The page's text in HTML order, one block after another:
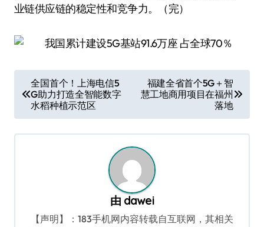
业链供应链的稳定性和竞争力。（完）
章
导
航
全国首个！上海电信5
G助力打造全智能数字
水稻种植示范区
福建全省首个5G＋智
慧工地商用项目在福州
落地
由 dawei
【声明】：183手机网内容转载自互联网，其相关